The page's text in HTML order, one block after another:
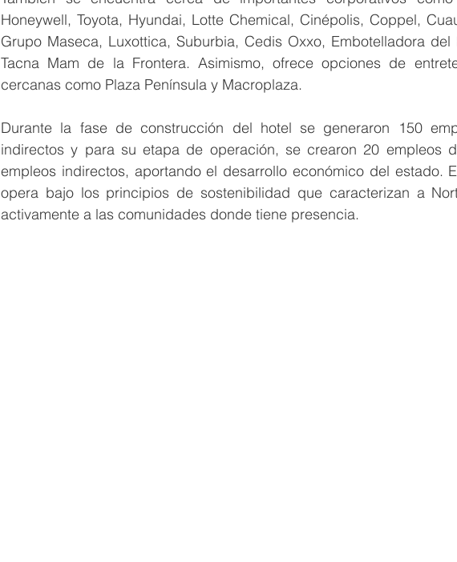
Honeywell, Toyota, Hyundai, Lotte Chemical, Cinépolis, Coppel,
Grupo Maseca, Luxottica, Suburbia, Cedis Oxxo, Embotelladora
Tacna Mam de la Frontera. Asimismo, ofrece opciones de
cercanas como Plaza Península y Macroplaza.
Durante la fase de construcción del hotel se generaron 150
indirectos y para su etapa de operación, se crearon 20 empleos
empleos indirectos, aportando el desarrollo económico del estado.
opera bajo los principios de sostenibilidad que caracterizan a
activamente a las comunidades donde tiene presencia.